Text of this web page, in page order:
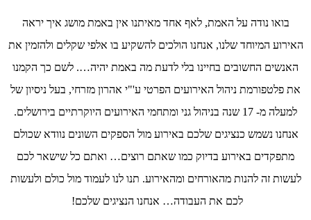
בואו נודה על האמת, לאף אחד מאיתנו אין באמת מושג איך יראה
האירוע המיוחד שלנו, אנחנו הולכים להשקיע בו אלפי שקלים ולהזמין את
האנשים החשובים בחיינו בלי לדעת מה באמת יהיה…. לשם כך הקמנו
את פלטפורמת ניהול האירועים הפרטי ע'"י אהרון מזרחי, בעל ניסיון של
למעלה מ- 17 שנה בניהול גני ומתחמי האירועים היוקרתיים בירושלים.
אנחנו נשמש כנציגים שלכם באירוע מול הספקים השונים נוודא שכולם
מתפקדים באירוע בדיוק כמו שאתם רוצים… ואתם כל שישאר לכם
לעשות זה להנות מהאורחים ומהאירוע. תנו לנו לעמוד מול כולם ולעשות
לכם את העבודה… אנחנו הנציגים שלכם!